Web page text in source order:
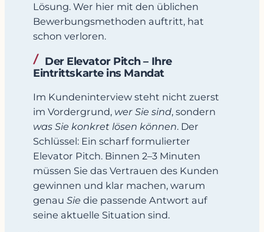
Lösung. Wer hier mit den üblichen
Bewerbungsmethoden auftritt, hat
schon verloren.
Der Elevator Pitch – Ihre
Eintrittskarte ins Mandat
Im Kundeninterview steht nicht zuerst
im Vordergrund, wer Sie sind, sondern
was Sie konkret lösen können. Der
Schlüssel: Ein scharf formulierter
Elevator Pitch. Binnen 2–3 Minuten
müssen Sie das Vertrauen des Kunden
gewinnen und klar machen, warum
genau Sie die passende Antwort auf
seine aktuelle Situation sind.